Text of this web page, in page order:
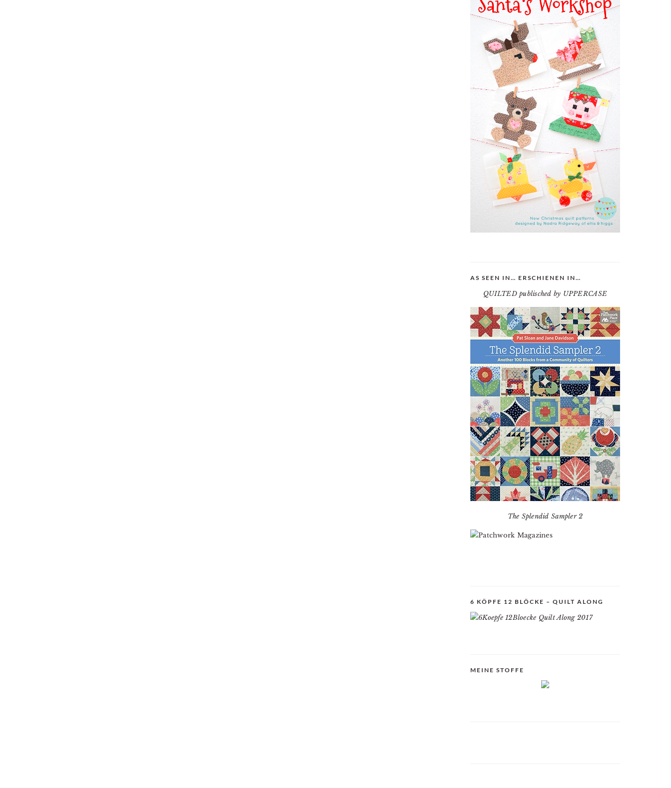
AS SEEN IN… ERSCHIENEN IN…
QUILTED publisched by UPPERCASE
The Splendid Sampler 2
6 KÖPFE 12 BLÖCKE – QUILT ALONG
MEINE STOFFE